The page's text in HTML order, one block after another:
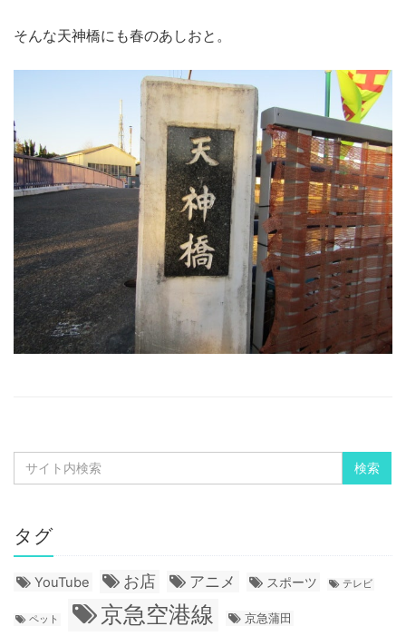
そんな天神橋にも春のあしおと。
タグ
YouTube お店 アニメ スポーツ テレビ
ペット 京急空港線 京急蒲田